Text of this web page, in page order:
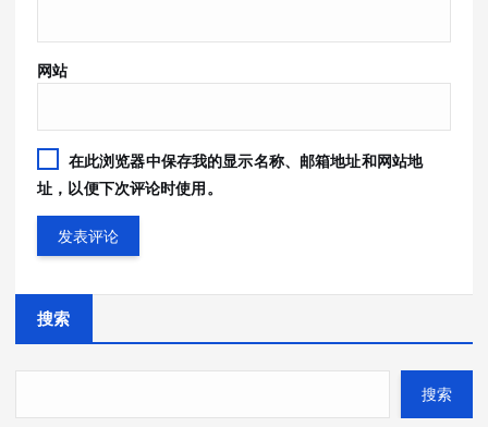
网站
在此浏览器中保存我的显示名称、邮箱地址和网站地
址，以便下次评论时使用。
搜索
搜索